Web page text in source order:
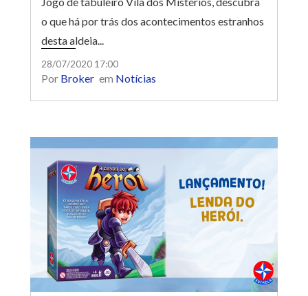
o que há por trás dos acontecimentos estranhos
desta aldeia...
28/07/2020 17:00
Por Broker em Notícias